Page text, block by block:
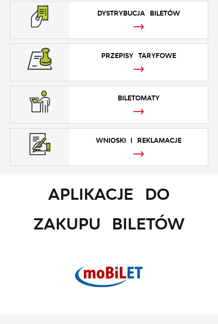
DYSTRYBUCJA BILETÓW
PRZEPISY TARYFOWE
BILETOMATY
WNIOSKI I REKLAMACJE
APLIKACJE DO
ZAKUPU BILETÓW